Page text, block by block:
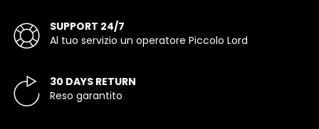
SUPPORT 24/7
Al tuo servizio un operatore Piccolo Lord
30 DAYS RETURN
Reso garantito